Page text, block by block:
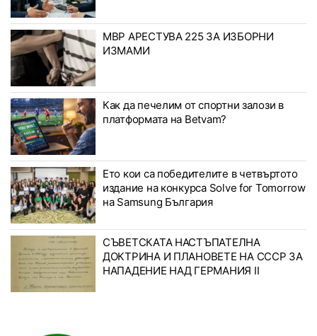
МВР АРЕСТУВА 225 ЗА ИЗБОРНИ
ИЗМАМИ
Как да печелим от спортни залози в
платформата на Betvam?
Ето кои са победителите в четвъртото
издание на конкурса Solve for Tomorrow
на Samsung България
СЪВЕТСКАТА НАСТЪПАТЕЛНА
ДОКТРИНА И ПЛАНОВЕТЕ НА СССР ЗА
НАПАДЕНИЕ НАД ГЕРМАНИЯ II